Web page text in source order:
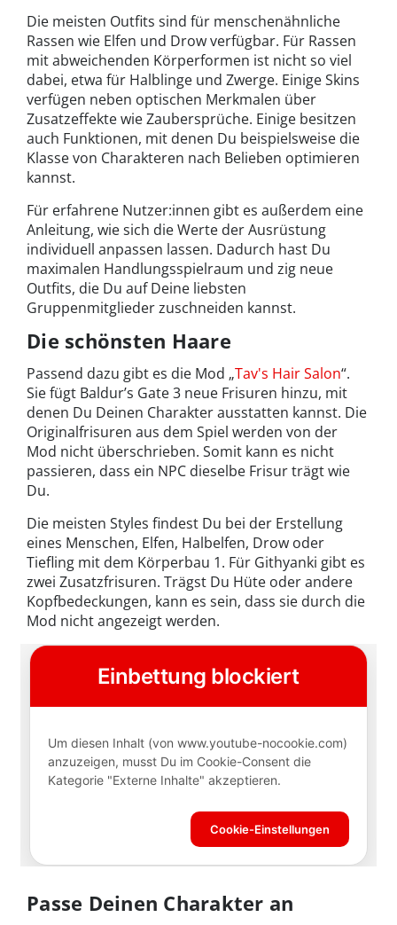
Die meisten Outfits sind für menschenähnliche
Rassen wie Elfen und Drow verfügbar. Für Rassen
mit abweichenden Körperformen ist nicht so viel
dabei, etwa für Halblinge und Zwerge. Einige Skins
verfügen neben optischen Merkmalen über
Zusatzeffekte wie Zaubersprüche. Einige besitzen
auch Funktionen, mit denen Du beispielsweise die
Klasse von Charakteren nach Belieben optimieren
kannst.
Für erfahrene Nutzer:innen gibt es außerdem eine
Anleitung, wie sich die Werte der Ausrüstung
individuell anpassen lassen. Dadurch hast Du
maximalen Handlungsspielraum und zig neue
Outfits, die Du auf Deine liebsten
Gruppenmitglieder zuschneiden kannst.
Die schönsten Haare
Passend dazu gibt es die Mod „Tav's Hair Salon“.
Sie fügt Baldur’s Gate 3 neue Frisuren hinzu, mit
denen Du Deinen Charakter ausstatten kannst. Die
Originalfrisuren aus dem Spiel werden von der
Mod nicht überschrieben. Somit kann es nicht
passieren, dass ein NPC dieselbe Frisur trägt wie
Du.
Die meisten Styles findest Du bei der Erstellung
eines Menschen, Elfen, Halbelfen, Drow oder
Tiefling mit dem Körperbau 1. Für Githyanki gibt es
zwei Zusatzfrisuren. Trägst Du Hüte oder andere
Kopfbedeckungen, kann es sein, dass sie durch die
Mod nicht angezeigt werden.
Passe Deinen Charakter an